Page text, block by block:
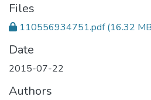
Files
110556934751.pdf(16.32
Date
2015-07-22
Authors